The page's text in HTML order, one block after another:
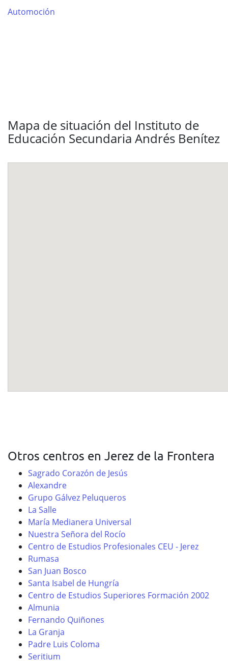
Automoción
Mapa de situación del Instituto de
Educación Secundaria Andrés Benítez
Otros centros en Jerez de la Frontera
Sagrado Corazón de Jesús
Alexandre
Grupo Gálvez Peluqueros
La Salle
María Medianera Universal
Nuestra Señora del Rocío
Centro de Estudios Profesionales CEU - Jerez
Rumasa
San Juan Bosco
Santa Isabel de Hungría
Centro de Estudios Superiores Formación 2002
Almunia
Fernando Quiñones
La Granja
Padre Luis Coloma
Seritium